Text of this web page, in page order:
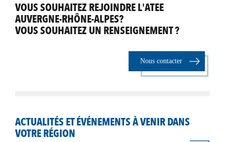
VOUS SOUHAITEZ REJOINDRE L'ATEE
AUVERGNE-RHÔNE-ALPES?
VOUS SOUHAITEZ UN RENSEIGNEMENT ?
Nous contacter
ACTUALITÉS ET ÉVÉNEMENTS À VENIR DANS
VOTRE RÉGION